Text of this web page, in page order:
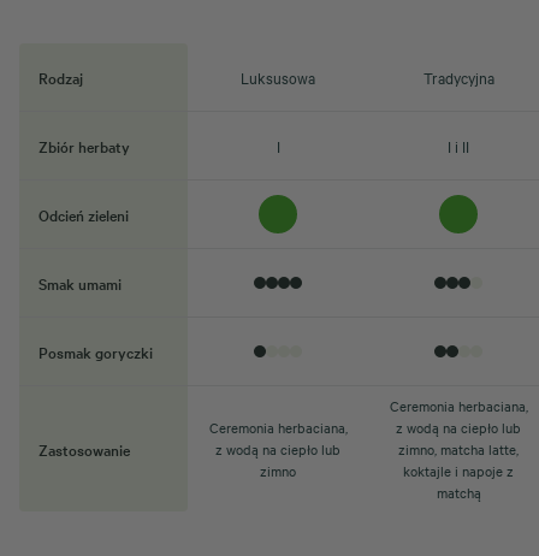
Rodzaj Luksusowa Tradycyjna
Zbiór herbaty I I i II
Odcień zieleni
Smak umami
Posmak goryczki
Zastosowanie
Ceremonia herbaciana,
z wodą na ciepło lub
zimno
Ceremonia herbaciana,
z wodą na ciepło lub
zimno, matcha latte,
koktajle i napoje z
matchą